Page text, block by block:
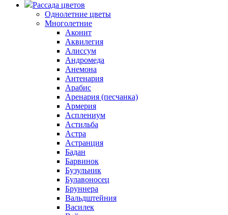
Рассада цветов
Однолетние цветы
Многолетние
Аконит
Аквилегия
Алиссум
Андромеда
Анемона
Антенария
Арабис
Аренария (песчанка)
Армерия
Асплениум
Астильба
Астра
Астранция
Бадан
Барвинок
Бузульник
Булавоносец
Бруннера
Вальдштейния
Василек